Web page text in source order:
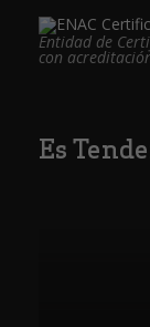
Entidad de
con
Es